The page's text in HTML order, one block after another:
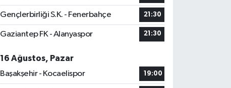
Gençlerbirliği S.K. - Fenerbahçe 21:30
Gaziantep FK - Alanyaspor 21:30
16 Ağustos, Pazar
Başakşehir - Kocaelispor
19:00